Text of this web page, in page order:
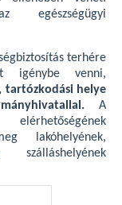
egészségügyi
terhére
igénybe venni,
tartózkodási helye
A
lakóhelyének,